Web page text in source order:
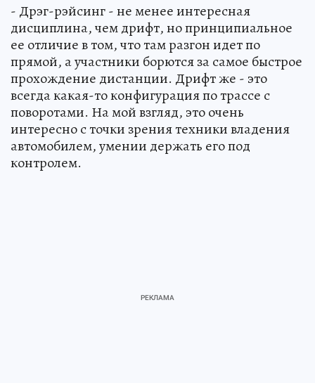
- Дрэг-рэйсинг - не менее интересная
дисциплина, чем дрифт, но принципиальное
ее отличие в том, что там разгон идет по
прямой, а участники борются за самое быстрое
прохождение дистанции. Дрифт же - это
всегда какая-то конфигурация по трассе с
поворотами. На мой взгляд, это очень
интересно с точки зрения техники владения
автомобилем, умении держать его под
контролем.